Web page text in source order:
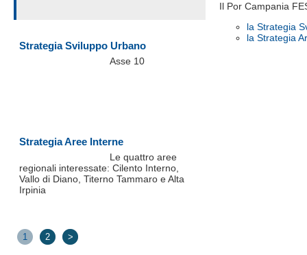
Il Por Campania
la Strategia
la Strategia
Strategia Sviluppo Urbano
Asse 10
Strategia Aree Interne
Le quattro aree
regionali interessate: Cilento Interno,
Vallo di Diano, Titerno Tammaro e Alta
Irpinia
1 2 >